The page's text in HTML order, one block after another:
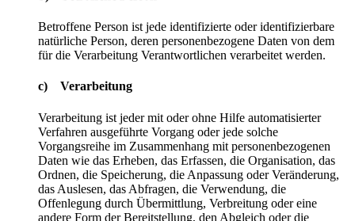
Betroffene Person ist jede identifizierte oder identifizierbare
natürliche Person, deren personenbezogene Daten von dem
für die Verarbeitung Verantwortlichen verarbeitet werden.
c) Verarbeitung
Verarbeitung ist jeder mit oder ohne Hilfe automatisierter
Verfahren ausgeführte Vorgang oder jede solche
Vorgangsreihe im Zusammenhang mit personenbezogenen
Daten wie das Erheben, das Erfassen, die Organisation, das
Ordnen, die Speicherung, die Anpassung oder Veränderung,
das Auslesen, das Abfragen, die Verwendung, die
Offenlegung durch Übermittlung, Verbreitung oder eine
andere Form der Bereitstellung, den Abgleich oder die